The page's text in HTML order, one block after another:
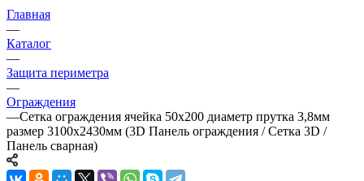
Главная
—
Каталог
—
Защита периметра
—
Ограждения
—Сетка ограждения ячейка 50х200 диаметр прутка 3,8мм
размер 3100x2430мм (3D Панель ограждения / Сетка 3D /
Панель сварная)